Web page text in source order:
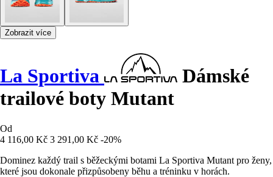
Zobrazit více
La Sportiva
Dámské
trailové boty Mutant
Od
4 116,00 Kč 3 291,00 Kč -20%
Dominez každý trail s běžeckými botami La Sportiva Mutant pro ženy,
které jsou dokonale přizpůsobeny běhu a tréninku v horách.